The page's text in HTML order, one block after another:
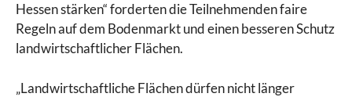
Hessen stärken“ forderten die Teilnehmenden faire
Regeln auf dem Bodenmarkt und einen besseren Schutz
landwirtschaftlicher Flächen.
„Landwirtschaftliche Flächen dürfen nicht länger